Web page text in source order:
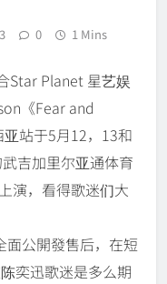
0 1 Mins
Star Planet 星艺娱
《Fear and
站于5月12，13和
吉加里尔亚通体育
演，看得歌迷们大
面公開發售后，在短
奕迅歌迷是多么期